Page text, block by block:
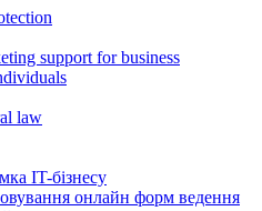
support for business
law
IT-бізнесу
онлайн форм ведення